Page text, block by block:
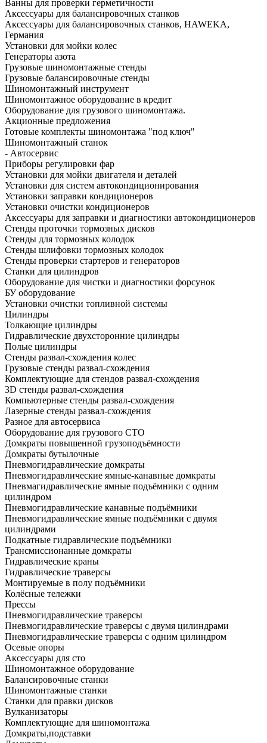
Ванны для проверки герметичности
Аксессуары для балансировочных станков
Аксессуары для балансировочных станков, HAWEKA,
Германия
Установки для мойки колес
Генераторы азота
Грузовые шиномонтажные стенды
Грузовые балансировочные стенды
Шиномонтажный инструмент
Шиномонтажное оборудование в кредит
Оборудование для грузового шиномонтажа.
Акционные предложения
Готовые комплекты шиномонтажа "под ключ"
Шиномонтажный станок
- Автосервис
Приборы регулировки фар
Установки для мойки двигателя и деталей
Установки для систем автокондиционирования
Установки заправки кондиционеров
Установки очистки кондиционеров
Аксессуары для заправки и диагностики автокондиционеров
Стенды проточки тормозных дисков
Стенды для тормозных колодок
Стенды шлифовки тормозных колодок
Стенды проверки стартеров и генераторов
Станки для цилиндров
Оборудование для чистки и диагностики форсунок
БУ оборудование
Установки очистки топливной системы
Цилиндры
Толкающие цилиндры
Гидравлические двухсторонние цилиндры
Полые цилиндры
Стенды развал-схождения колес
Грузовые стенды развал-схождения
Комплектующие для стендов развал-схождения
3D стенды развал-схождения
Компьютерные стенды развал-схождения
Лазерные стенды развал-схождения
Разное для автосервиса
Оборудование для грузового СТО
Домкраты повышенной грузоподъёмности
Домкраты бутылочные
Пневмогидравлические домкраты
Пневмогидравлические ямные-канавные домкраты
Пневмагидравлические ямные подъёмники с одним
цилиндром
Пневмогидравлические канавные подъёмники
Пневмогидравлические ямные подъёмники с двумя
цилиндрами
Подкатные гидравлические подъёмники
Трансмиссионанные домкраты
Гидравлические краны
Гидравлические траверсы
Монтируемые в полу подъёмники
Колёсные тележки
Прессы
Пневмогидравлические траверсы
Пневмогидравлические траверсы с двумя цилиндрами
Пневмогидравлические траверсы с одним цилиндром
Осевые опоры
Аксессуары для сто
Шиномонтажное оборудование
Балансировочные станки
Шиномонтажные станки
Станки для правки дисков
Вулканизаторы
Комплектующие для шиномонтажа
Домкраты,подставки